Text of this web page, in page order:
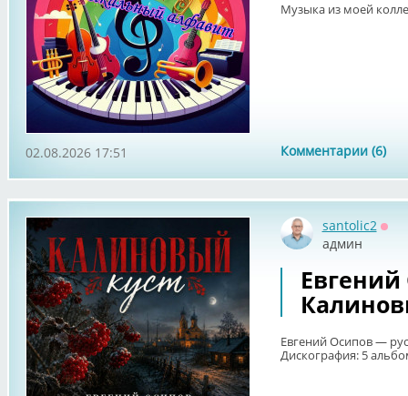
Музыка из моей
Комментарии (6)
02.08.2026 17:51
santolic2
админ
Евгений Осипов —
Дискография: 5